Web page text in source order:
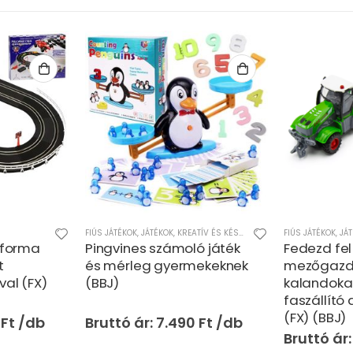
(FX)
Ft
FIÚS JÁTÉKOK, JÁTÉKOK, KREATÍV ÉS KÉSZSÉGFEJLESZTŐ JÁTÉKOK ,
Pingvines számoló játék
és mérleg gyermekeknek
(BBJ)
7.490 Ft
FIÚS JÁTÉKOK,
Fedezd
faszállító
(FX) (BBJ)